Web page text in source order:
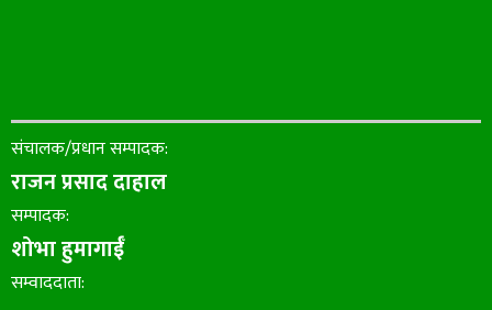
संचालक/प्रधान सम्पादक:
राजन प्रसाद दाहाल
सम्पादक:
शोभा हुमागाईँ
सम्वाददाता: